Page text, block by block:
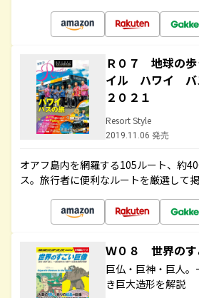
Ｒ０７ 地球の
イル ハワイ バ
２０２１
Resort Style
2019.11.06 発売
オアフ島内を網羅する105ルート、約
ス。旅行者に便利なルートを厳選して掲
Ｗ０８ 世界の
巨仏・巨神・巨人
き巨大造形を解説